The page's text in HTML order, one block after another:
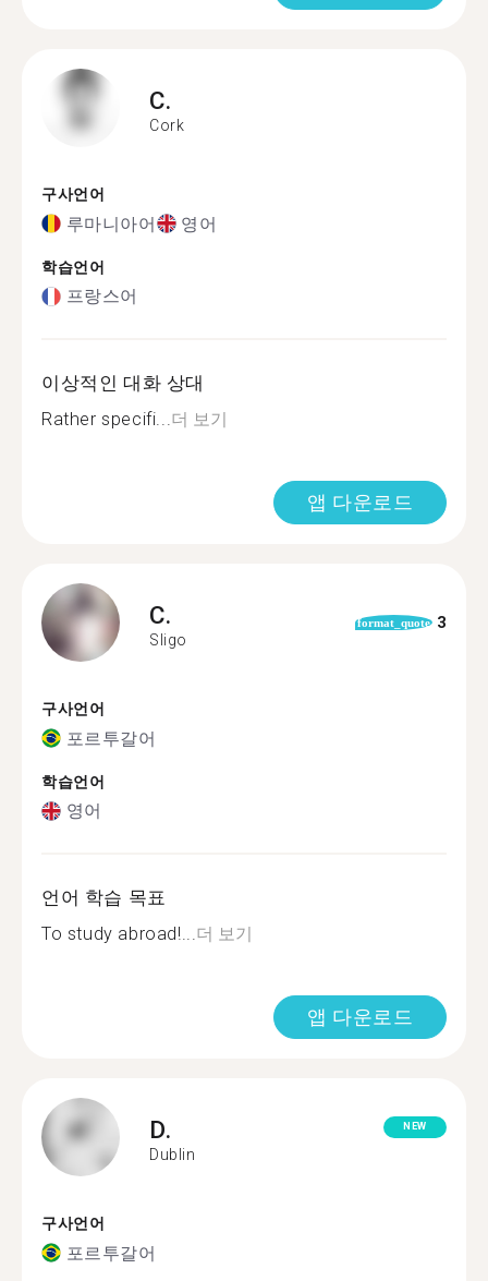
C.
Cork
구사언어
루마니아어 영어
학습언어
프랑스어
이상적인 대화 상대
Rather specifi...더 보기
앱 다운로드
C.
Sligo
format_quote 3
구사언어
포르투갈어
학습언어
영어
언어 학습 목표
To study abroad!...더 보기
앱 다운로드
D.
Dublin
NEW
구사언어
포르투갈어